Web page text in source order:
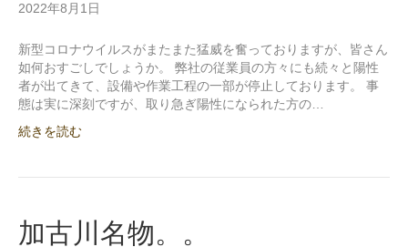
2022年8月1日
新型コロナウイルスがまたまた猛威を奮っておりますが、皆さん
如何おすごしでしょうか。 弊社の従業員の方々にも続々と陽性
者が出てきて、設備や作業工程の一部が停止しております。 事
態は実に深刻ですが、取り急ぎ陽性になられた方の…
続きを読む
加古川名物。。